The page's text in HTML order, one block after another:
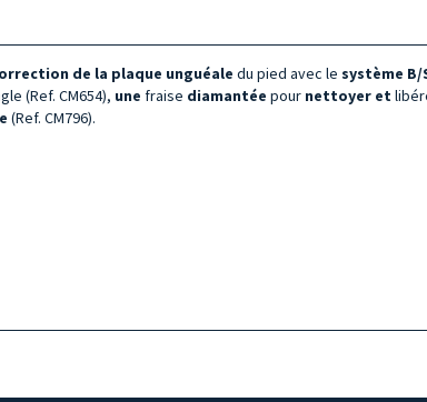
de la plaque unguéale du pied avec le système B/
(Ref. CM654), une fraise diamantée pour nettoyer et
(Ref. CM796).